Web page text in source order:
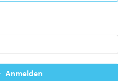
Anmelden